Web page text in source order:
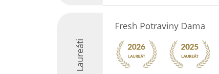
Laureáti
Fresh Potraviny Dama